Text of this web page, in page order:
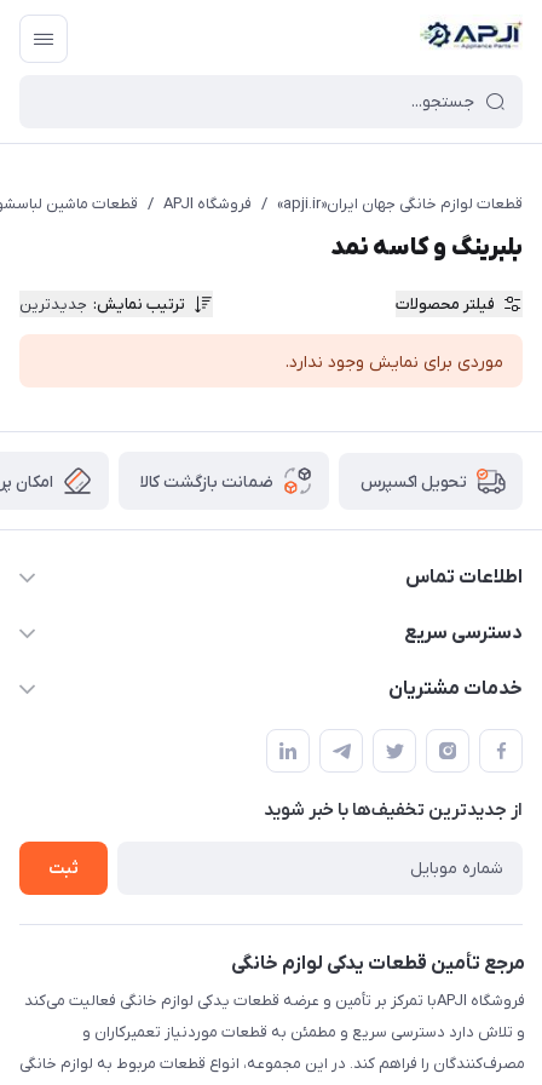
قطعات یدکی و جانبی لوازم خانگی جهان ایران
قطعات لوازم خانگی جهان ایران«apji.ir» / فروشگاه APJI / قطعات ماشین
بلبرینگ و کاسه نمد
فیلتر محصولات ترتیب نمایش: جدیدترین
موردی برای نمایش وجود ندارد.
تحویل اکسپرس ضمانت بازگشت کالا امکان
اطلاعات تماس
09106753413
دسترسی سریع
حساب کاربری
لیست محصولات
درباره ما
خدمات مشتریان
قوانین و مقررات
حریم خصوصی
راهنما
از جدید‌ترین تخفیف‌ها با‌ خبر شوید
ثبت
مرجع تأمین قطعات یدکی لوازم خانگی
فروشگاه APJIبا تمرکز بر تأمین و عرضه قطعات یدکی لوازم خانگی فعالیت می‌کند
و تلاش دارد دسترسی سریع و مطمئن به قطعات موردنیاز تعمیرکاران و
مصرف‌کنندگان را فراهم کند. در این مجموعه، انواع قطعات مربوط به لوازم خانگی